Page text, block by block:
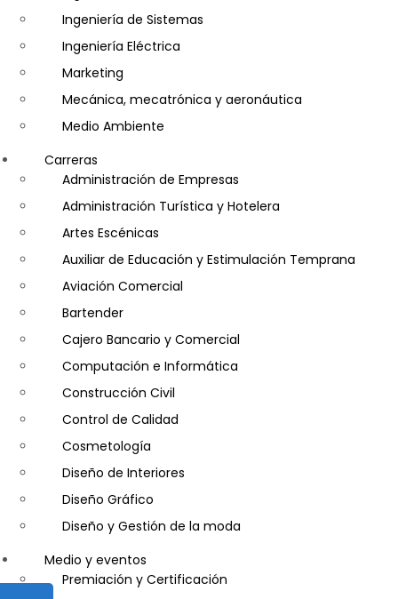
Ingeniería de Sistemas
Ingeniería Eléctrica
Marketing
Mecánica, mecatrónica y aeronáutica
Medio Ambiente
Minería e Hidrocarburos
Salud y Psicología
Seguridad
Carreras
Administración de Empresas
Administración Turística y Hotelera
Artes Escénicas
Auxiliar de Educación y Estimulación Temprana
Aviación Comercial
Bartender
Cajero Bancario y Comercial
Computación e Informática
Construcción Civil
Control de Calidad
Cosmetología
Diseño de Interiores
Diseño Gráfico
Diseño y Gestión de la moda
Entrenador Personal y Nutrición Deportiva- Personal
Gastronomía
Medio y eventos
Premiación y Certificación